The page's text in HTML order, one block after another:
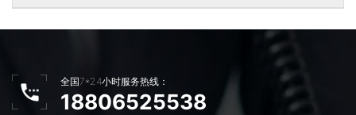
全国7*24小时服务热线：
18806525538